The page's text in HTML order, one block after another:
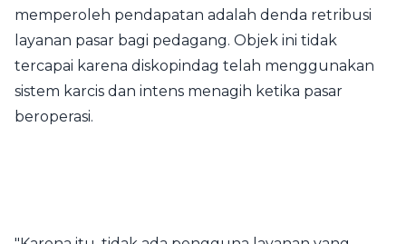
memperoleh pendapatan adalah denda retribusi
layanan pasar bagi pedagang. Objek ini tidak
tercapai karena diskopindag telah menggunakan
sistem karcis dan intens menagih ketika pasar
beroperasi.